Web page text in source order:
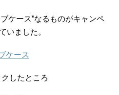
ケース”なるものがキャンペ
いました。
ケース
したところ